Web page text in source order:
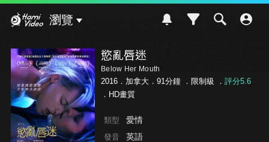
瀏覽
慾亂唇迷
Below Her Mouth
2016．加拿大．91分鐘 ． 限制級 ． 評分5.6
．HD畫質
類型 愛情
發音 英語